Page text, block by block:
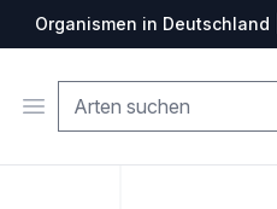
Organismen in
Open menu